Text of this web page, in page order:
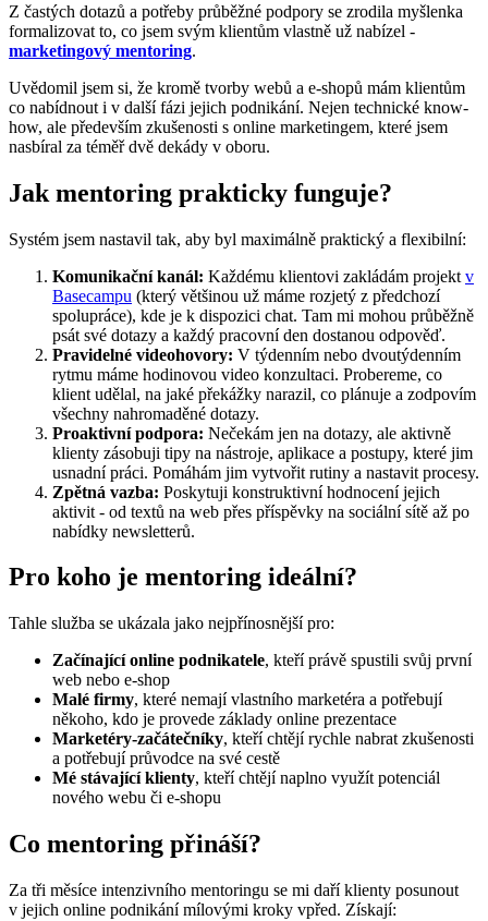
Z častých dotazů a potřeby průběžné podpory se zrodila myšlenka
formalizovat to, co jsem svým klientům vlastně už nabízel -
marketingový mentoring.
Uvědomil jsem si, že kromě tvorby webů a e-shopů mám klientům
co nabídnout i v další fázi jejich podnikání. Nejen technické know-
how, ale především zkušenosti s online marketingem, které jsem
nasbíral za téměř dvě dekády v oboru.
Jak mentoring prakticky funguje?
Systém jsem nastavil tak, aby byl maximálně praktický a flexibilní:
Komunikační kanál: Každému klientovi zakládám projekt v
Basecampu (který většinou už máme rozjetý z předchozí
spolupráce), kde je k dispozici chat. Tam mi mohou průběžně
psát své dotazy a každý pracovní den dostanou odpověď.
Pravidelné videohovory: V týdenním nebo dvoutýdenním
rytmu máme hodinovou video konzultaci. Probereme, co
klient udělal, na jaké překážky narazil, co plánuje a zodpovím
všechny nahromaděné dotazy.
Proaktivní podpora: Nečekám jen na dotazy, ale aktivně
klienty zásobuji tipy na nástroje, aplikace a postupy, které jim
usnadní práci. Pomáhám jim vytvořit rutiny a nastavit procesy.
Zpětná vazba: Poskytuji konstruktivní hodnocení jejich
aktivit - od textů na web přes příspěvky na sociální sítě až po
nabídky newsletterů.
Pro koho je mentoring ideální?
Tahle služba se ukázala jako nejpřínosnější pro:
Začínající online podnikatele, kteří právě spustili svůj první
web nebo e-shop
Malé firmy, které nemají vlastního marketéra a potřebují
někoho, kdo je provede základy online prezentace
Marketéry-začátečníky, kteří chtějí rychle nabrat zkušenosti
a potřebují průvodce na své cestě
Mé stávající klienty, kteří chtějí naplno využít potenciál
nového webu či e-shopu
Co mentoring přináší?
Za tři měsíce intenzivního mentoringu se mi daří klienty posunout
v jejich online podnikání mílovými kroky vpřed. Získají: